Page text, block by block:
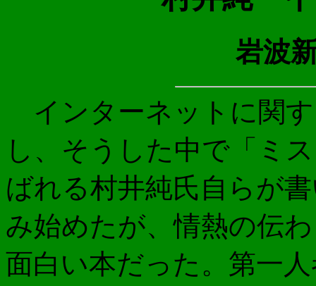
岩波
インターネットに関
し、そうした中で「ミ
ばれる村井純氏自らが
み始めたが、情熱の伝
面白い本だった。第一